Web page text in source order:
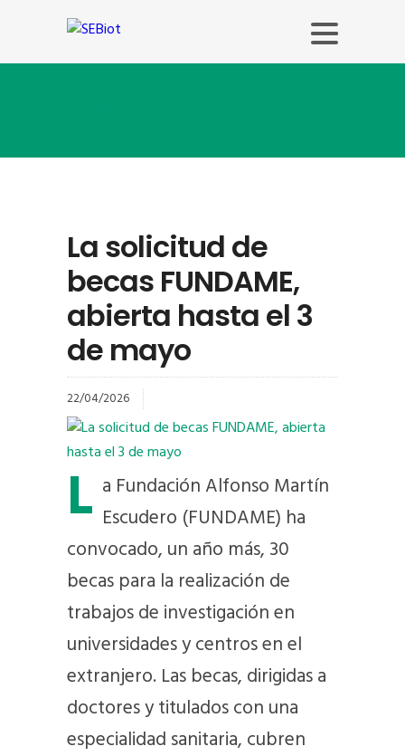
La solicitud de
becas FUNDAME,
abierta hasta el 3
de mayo
22/04/2026
L a Fundación Alfonso Martín
Escudero (FUNDAME) ha
convocado, un año más, 30
becas para la realización de
trabajos de investigación en
universidades y centros en el
extranjero. Las becas, dirigidas a
doctores y titulados con una
especialidad sanitaria, cubren